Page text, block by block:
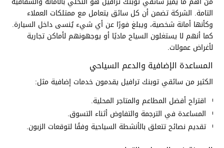
التامة. الشركة تضمن أن كل سائق يتعامل مع ممتلكات العملاء
وكأنها أمانة شخصية، ويبلغ فورًا عن أي شيء يُنسى داخل السيارة.
كما أنهم لا يستغلون السياح ماديًا أو يوجهونهم لأماكن تجارية
لأغراض عمولات.
المساعدة الإضافية والدعم السياحي
الكثير من سائقي توبنك ترافيل يقدمون خدمات إضافية مثل:
اقتراح أفضل المطاعم والمتاجر المحلية.
المساعدة في الترجمة والتفاوض أثناء التسوق.
تقديم نصائح تتعلق بالأنشطة السياحية وفقًا لتوقعات الزبون.